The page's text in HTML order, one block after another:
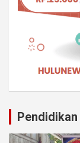
Pendidikan